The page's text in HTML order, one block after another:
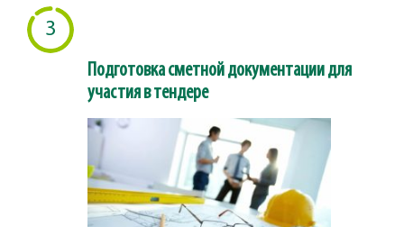
3
Подготовка сметной документации для
участия в тендере